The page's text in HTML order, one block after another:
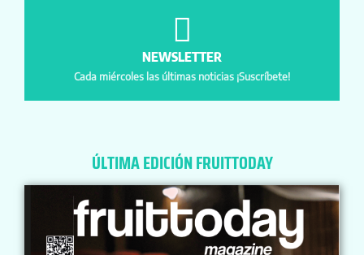
NEWSLETTER
Cada miércoles las últimas noticias ¡Suscríbete!
ÚLTIMA EDICIÓN FRUITTODAY